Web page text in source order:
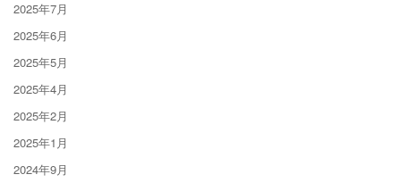
2025年7月
2025年6月
2025年5月
2025年4月
2025年2月
2025年1月
2024年9月